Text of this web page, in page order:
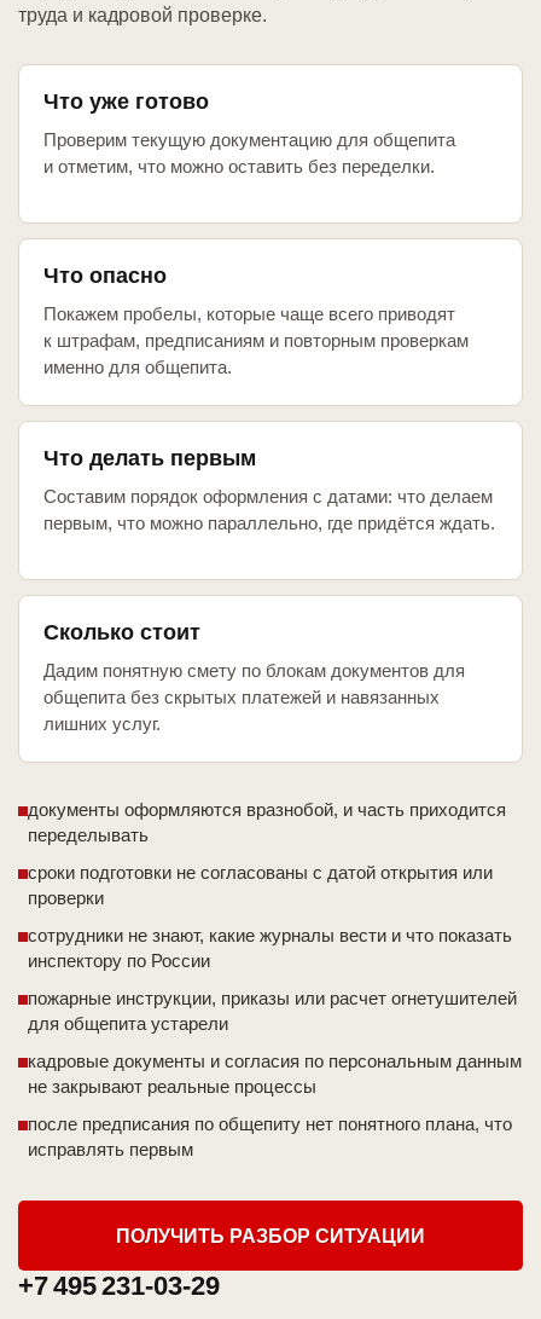
труда и кадровой проверке.
Что уже готово
Проверим текущую документацию для общепита
и отметим, что можно оставить без переделки.
Что опасно
Покажем пробелы, которые чаще всего приводят
к штрафам, предписаниям и повторным проверкам
именно для общепита.
Что делать первым
Составим порядок оформления с датами: что делаем
первым, что можно параллельно, где придётся ждать.
Сколько стоит
Дадим понятную смету по блокам документов для
общепита без скрытых платежей и навязанных
лишних услуг.
документы оформляются вразнобой, и часть приходится
переделывать
сроки подготовки не согласованы с датой открытия или
проверки
сотрудники не знают, какие журналы вести и что показать
инспектору по России
пожарные инструкции, приказы или расчет огнетушителей
для общепита устарели
кадровые документы и согласия по персональным данным
не закрывают реальные процессы
после предписания по общепиту нет понятного плана, что
исправлять первым
ПОЛУЧИТЬ РАЗБОР СИТУАЦИИ
+7 495 231-03-29